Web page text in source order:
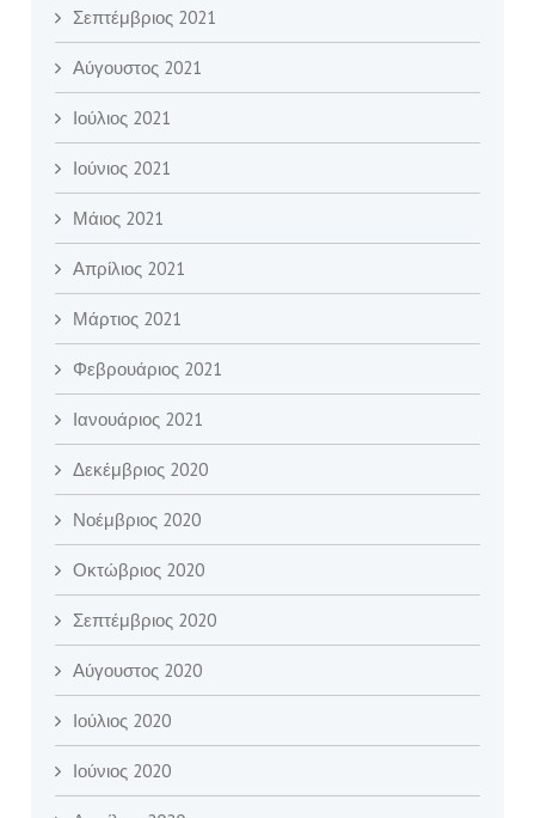
Σεπτέμβριος 2021
Αύγουστος 2021
Ιούλιος 2021
Ιούνιος 2021
Μάιος 2021
Απρίλιος 2021
Μάρτιος 2021
Φεβρουάριος 2021
Ιανουάριος 2021
Δεκέμβριος 2020
Νοέμβριος 2020
Οκτώβριος 2020
Σεπτέμβριος 2020
Αύγουστος 2020
Ιούλιος 2020
Ιούνιος 2020